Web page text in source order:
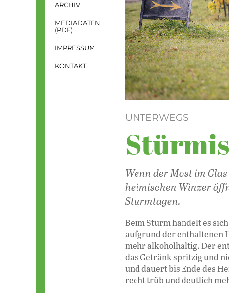
ARCHIV
MEDIADATEN
(PDF)
IMPRESSUM
KONTAKT
UNTERWEGS
Wenn der Most im
heimischen Winzer
Sturmtagen.
Beim Sturm handelt es
aufgrund der enthaltenen
mehr alkoholhaltig. Der
das Getränk spritzig und
und dauert bis Ende des
recht trüb und deutlich